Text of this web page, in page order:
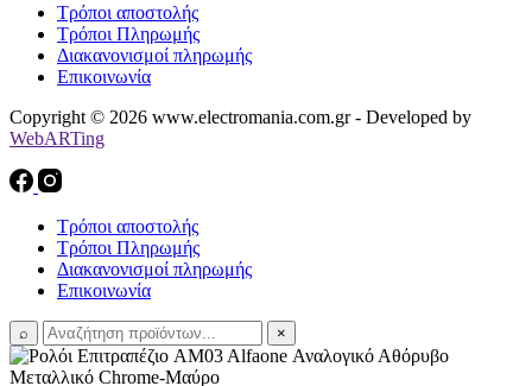
Τρόποι αποστολής
Τρόποι Πληρωμής
Διακανονισμοί πληρωμής
Επικοινωνία
Copyright © 2026 www.electromania.com.gr - Developed by
WebARTing
Τρόποι αποστολής
Τρόποι Πληρωμής
Διακανονισμοί πληρωμής
Επικοινωνία
⌕ ×